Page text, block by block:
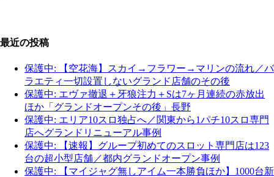
最近の投稿
保護中: 【空花海】スカイ→フラワー→マリンの流れ／バ
ラエティ一切設置しないグランド店舗のその後
保護中: エヴァ撤退＋牙狼注力＋Sは7ヶ月連続の赤放出
ほか「グランドオープンその後」長野
保護中: エリア10スロ独占へ／関東から1パチ10スロ専門
店へグランドリニューアル事例
保護中: 【速報】グループ初めてのスロット専門店は123
台の超小型店舗／都内グランドオープン事例
保護中: 【マイジャグ無しアイム一本勝負ほか】1000台新